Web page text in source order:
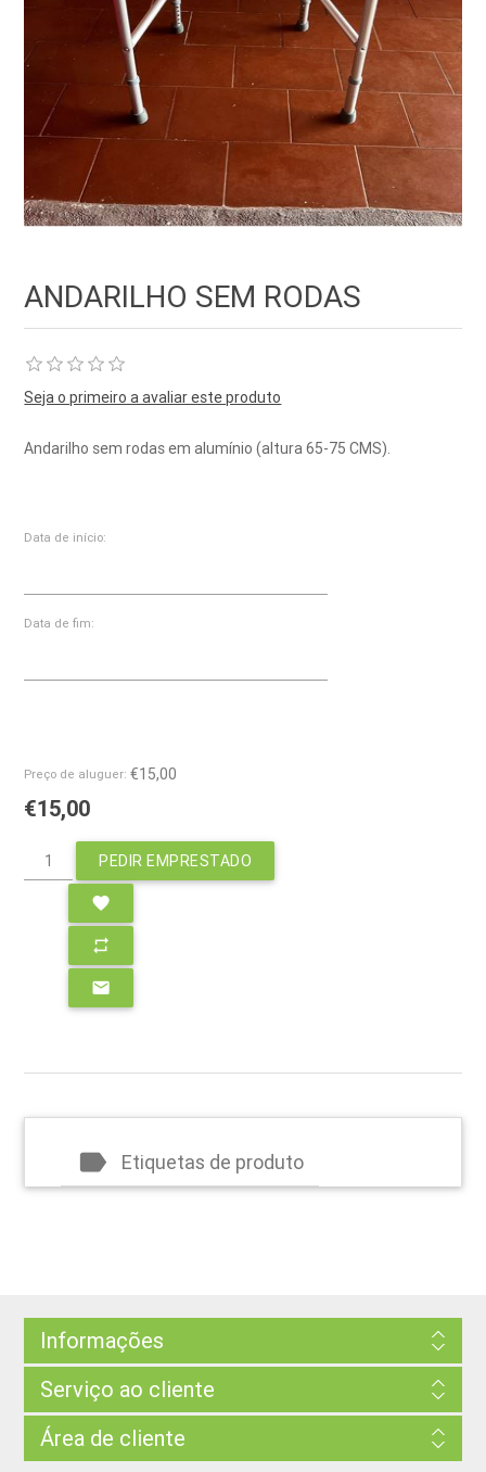
ANDARILHO SEM RODAS
Seja o primeiro a avaliar este produto
Andarilho sem rodas em alumínio (altura 65-75 CMS).
Data de início:
Data de fim:
Preço de aluguer: €15,00
€15,00
PEDIR EMPRESTADO
favorite
repeat
email
label Etiquetas de produto
Informações
Serviço ao cliente
Área de cliente